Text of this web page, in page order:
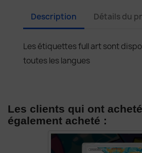
Description Détails du
Les étiquettes full art sont
toutes les langues
Les clients qui ont
également acheté :